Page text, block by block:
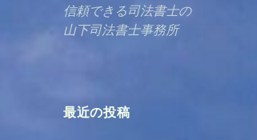
信頼できる司法書士の
山下司法書士事務所
最近の投稿